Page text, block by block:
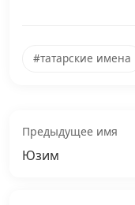
#татарские имена
Предыдущее имя
Юзим